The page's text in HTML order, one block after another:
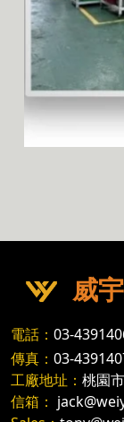
威
電話： 03-
傳真： 03-
工廠地址： 桃園
信箱：